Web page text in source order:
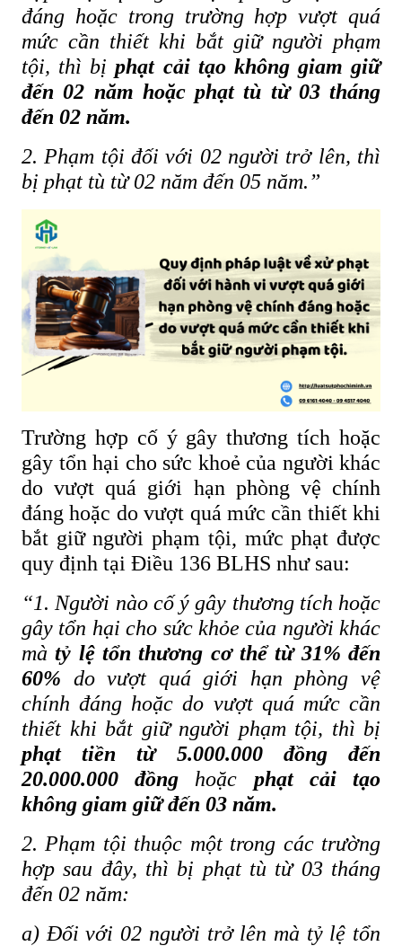
đáng hoặc trong trường hợp vượt quá
mức cần thiết khi bắt giữ người phạm
tội, thì bịphạt cải tạo không giam giữ
đến 02 năm hoặc phạt tù từ 03 tháng
đến 02 năm.
2. Phạm tội đối với 02 người trở lên, thì
bị phạt tù từ 02 năm đến 05 năm.”
Trường hợp cố ý gây thương tích hoặc
gây tổn hại cho sức khoẻ của người khác
do vượt quá giới hạn phòng vệ chính
đáng hoặc do vượt quá mức cần thiết khi
bắt giữ người phạm tội, mức phạt được
quy định tại Điều 136 BLHS như sau:
“1. Người nào cố ý gây thương tích hoặc
gây tổn hại cho sức khỏe của người khác
màtỷ lệ tổn thương cơ thể từ 31% đến
60% do vượt quá giới hạn phòng vệ
chính đáng hoặc do vượt quá mức cần
thiết khi bắt giữ người phạm tội, thì bị
phạt tiền từ 5.000.000 đồng đến
20.000.000 đồng hoặc phạt cải tạo
không giam giữ đến 03 năm.
2. Phạm tội thuộc một trong các trường
hợp sau đây, thì bị phạt tù từ 03 tháng
đến 02 năm:
a) Đối với 02 người trở lên mà tỷ lệ tổn